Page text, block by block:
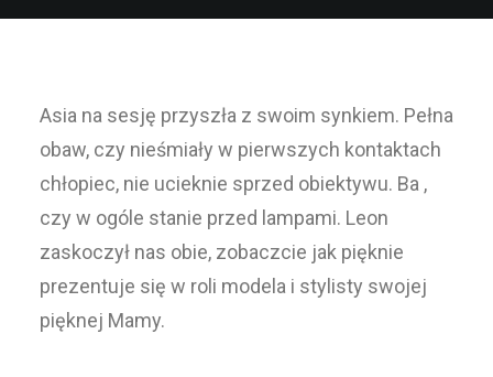
Asia na sesję przyszła z swoim synkiem. Pełna
obaw, czy nieśmiały w pierwszych kontaktach
chłopiec, nie ucieknie sprzed obiektywu. Ba ,
czy w ogóle stanie przed lampami. Leon
zaskoczył nas obie, zobaczcie jak pięknie
prezentuje się w roli modela i stylisty swojej
pięknej Mamy.